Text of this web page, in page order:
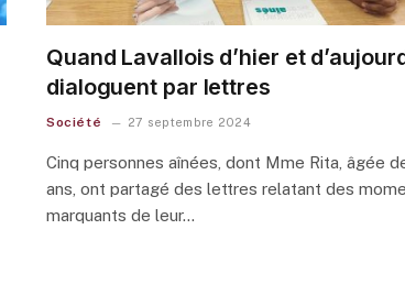
Quand Lavallois d’hier et
dialoguent par lettres
Société 27 septembre 2024
Cinq personnes aînées, dont Mme Rita, âgée
ans, ont partagé des lettres relatant des
marquants de leur…